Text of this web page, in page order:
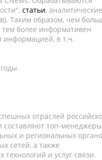
статьи, аналитические
Таким образом, чем
более информативен
информацией, в т.ч.
отраслей
составляют топ-
и региональных
сетей, а также
и услуг связи.